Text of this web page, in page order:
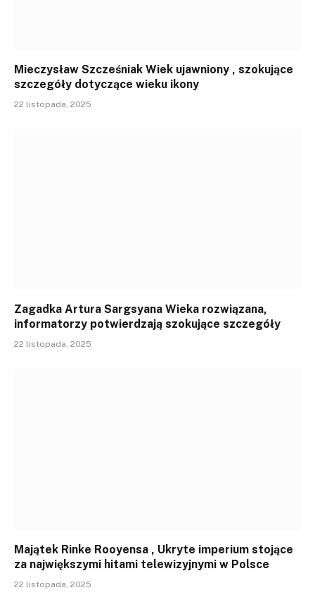
Mieczysław Szcześniak Wiek ujawniony , szokujące
szczegóły dotyczące wieku ikony
22 listopada, 2025
Zagadka Artura Sargsyana Wieka rozwiązana,
informatorzy potwierdzają szokujące szczegóły
22 listopada, 2025
Majątek Rinke Rooyensa , Ukryte imperium stojące
za największymi hitami telewizyjnymi w Polsce
22 listopada, 2025